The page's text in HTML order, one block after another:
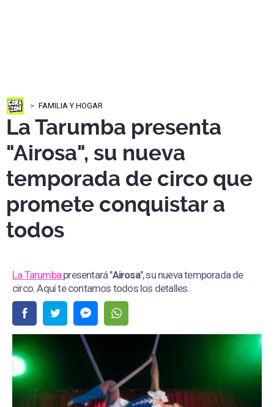
FAMILIA Y HOGAR
La Tarumba presenta
"Airosa", su nueva
temporada de circo que
promete conquistar a
todos
La Tarumba presentará "Airosa", su nueva temporada de
circo. Aquí te contamos todos los detalles.